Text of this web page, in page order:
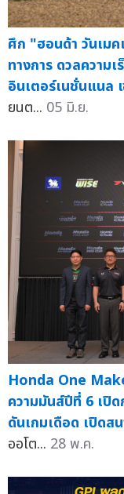
ศึก "ฮอนด้า วันเมค
ทางการ ดวลความ
อินเตอร์เนชั่นแนล
ยนต... 05 มิ.ย.
Honda One
ความมันส์ปีที่ 6 เปิ
ดันเกมเดือด เปิดส
ออโต... 28 พ.ค.